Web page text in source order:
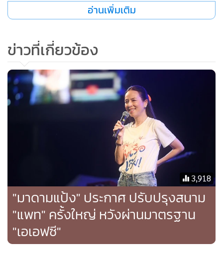
อ่านเพิ่มเติม
ข่าวที่เกี่ยวข้อง
3,918
"มาดามแป้ง" ประกาศ ปรับปรุงสนาม
"แพท" ครั้งใหญ่ หวังผ่านมาตรฐาน
"เอเอฟซี"